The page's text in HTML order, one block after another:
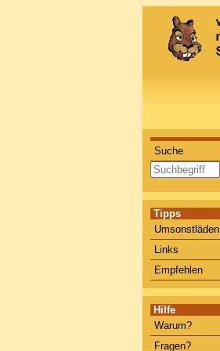
Suche
Tipps
Umsonstläden
Links
Empfehlen
Hilfe
Warum?
Fragen?